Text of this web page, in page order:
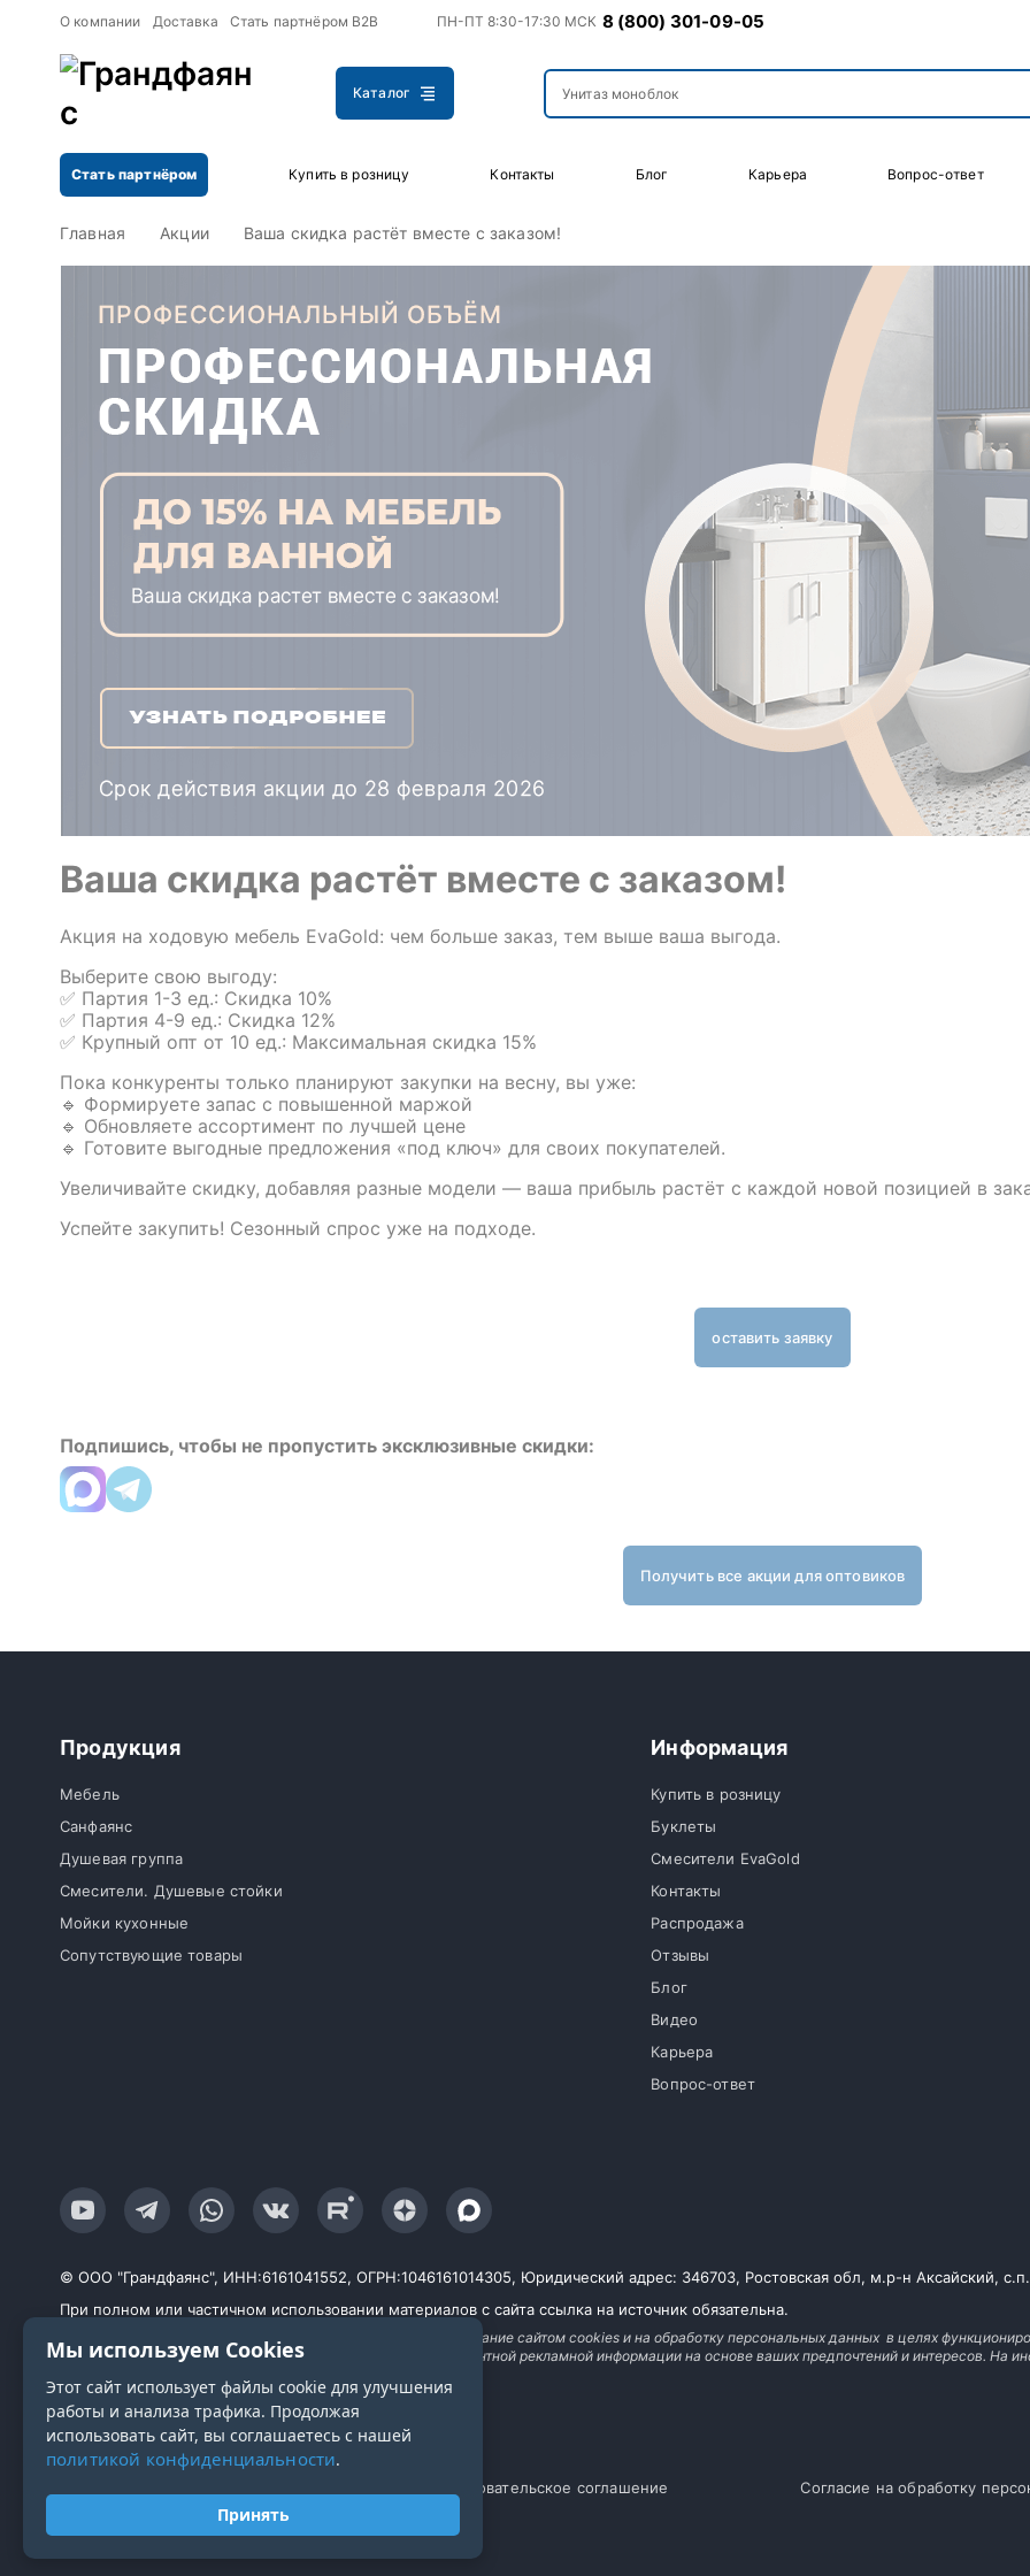
О компании Доставка Стать партнёром B2B ПН-ПТ 8:30-17:30 МСК 8 (800) 301-09-05
Каталог
Стать партнёром Купить в розницу Контакты Блог Карьера Вопрос-ответ
Главная Акции Ваша скидка растёт вместе с заказом!
Ваша скидка растёт вместе с заказом!
Акция на ходовую мебель EvaGold: чем больше заказ, тем выше ваша выгода.
Выберите свою выгоду:
✅ Партия 1-3 ед.: Скидка 10%
✅ Партия 4-9 ед.: Скидка 12%
✅ Крупный опт от 10 ед.: Максимальная скидка 15%
Пока конкуренты только планируют закупки на весну, вы уже:
🔹 Формируете запас с повышенной маржой
🔹 Обновляете ассортимент по лучшей цене
🔹 Готовите выгодные предложения «под ключ» для своих покупателей.
Увеличивайте скидку, добавляя разные модели — ваша прибыль растёт с каждой новой позицией в
Успейте закупить! Сезонный спрос уже на подходе.
оставить заявку
Подпишись, чтобы не пропустить эксклюзивные скидки:
Получить все акции для оптовиков
Продукция
Мебель
Санфаянс
Душевая группа
Смесители. Душевые стойки
Мойки кухонные
Сопутствующие товары
Информация
Купить в розницу
Буклеты
Смесители EvaGold
Контакты
Распродажа
Отзывы
Блог
Видео
Карьера
Вопрос-ответ
© ООО "Грандфаянс", ИНН:6161041552, ОГРН:1046161014305, Юридический адрес: 346703, Ростовская обл, м.р-н Аксайский,
При полном или частичном использовании материалов с сайта ссылка на источник обязательна.
Продолжая работу с сайтом, вы даете согласие на использование сайтом cookies и на обработку персональных данных в целях
исследований, улучшения сервиса и предоставления релевантной рекламной информации на основе ваших предпочтений и интересов. На
Пользовательское соглашение Согласие на обработку
Мы используем Cookies
Этот сайт использует файлы cookie для улучшения
работы и анализа трафика. Продолжая
использовать сайт, вы соглашаетесь с нашей
политикой конфиденциальности.
Принять